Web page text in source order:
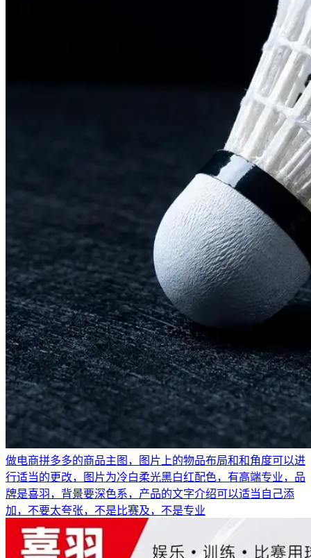
做电商拼多多的商品主图，图片上的物品布局和和角度可以进
行适当的更改，图片为冷白柔光黑白红配色，有高端专业，品
牌是喜羽，背景要深色系，产品的文字介绍可以适当自己添
加，不要太夸张，不是比赛及，不是专业